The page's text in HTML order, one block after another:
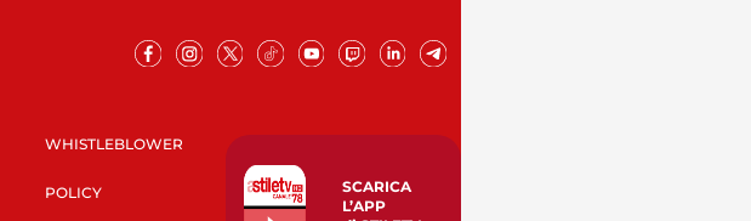
WHISTLEBLOWER
POLICY
SCARICA
L’APP